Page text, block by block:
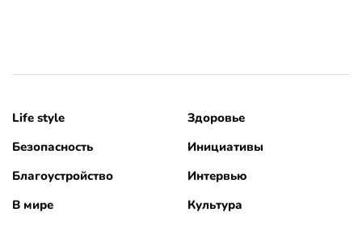
Life style
Безопасность
Благоустройство
В мире
Здоровье
Инициативы
Интервью
Культура